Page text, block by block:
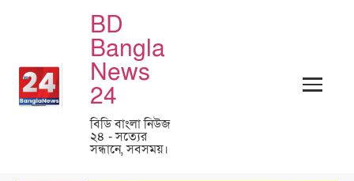
BD
Bangla
News
24
বিডি বাংলা নিউজ
২৪ - সত্যের
সন্ধানে, সবসময়।